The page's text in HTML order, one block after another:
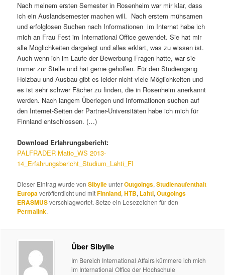
Nach meinem ersten Semester in Rosenheim war mir klar, dass
ich ein Auslandsemester machen will. Nach erstem mühsamen
und erfolglosen Suchen nach Informationen im Internet habe ich
mich an Frau Fest im International Office gewendet. Sie hat mir
alle Möglichkeiten dargelegt und alles erklärt, was zu wissen ist.
Auch wenn ich im Laufe der Bewerbung Fragen hatte, war sie
immer zur Stelle und hat gerne geholfen. Für den Studiengang
Holzbau und Ausbau gibt es leider nicht viele Möglichkeiten und
es ist sehr schwer Fächer zu finden, die in Rosenheim anerkannt
werden. Nach langem Überlegen und Informationen suchen auf
den Internet-Seiten der Partner-Universitäten habe ich mich für
Finnland entschlossen. (…)
Download Erfahrungsbericht:
PALFRADER Matio_WS 2013-
14_Erfahrungsbericht_Studium_Lahti_FI
Dieser Eintrag wurde vonSibylleunterOutgoings,Studienaufenthalt
Europa veröffentlicht und mitFinnland,HTB, Lahti,Outgoings
ERASMUSverschlagwortet. Setze ein Lesezeichen für den
Permalink.
Über Sibylle
Im Bereich International Affairs kümmere ich mich
im International Office der Hochschule